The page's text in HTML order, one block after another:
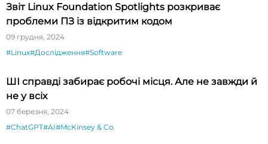
Звіт Linux Foundation Spotlights розкриває
проблеми ПЗ із відкритим кодом
09 грудня, 2024
#Linux#Дослідження#Software
ШІ справді забирає робочі місця. Але не завжди й
не у всіх
07 березня, 2024
#ChatGPT#AI#McKinsey & Co.